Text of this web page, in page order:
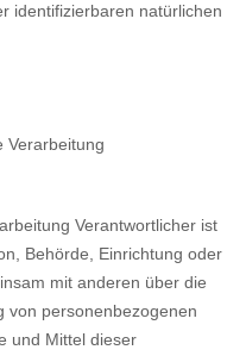
identifizierbaren natürlichen
Verarbeitung
Verantwortlicher ist
Behörde, Einrichtung oder
mit anderen über die
von personenbezogenen
und Mittel dieser